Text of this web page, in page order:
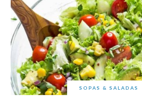
SOPAS & SALADAS